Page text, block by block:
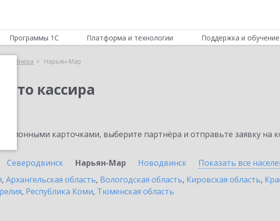
Программы 1С Платформа и технологии Поддержка и обучение
партнёра Нарьян-Мар
кассира
карточками, выберите партнёра и отправьте заявку на
Северодвинск Нарьян-Мар Новодвинск Показать все
, Архангельская область, Вологодская область, Кировская область,
, Республика Коми, Тюменская область